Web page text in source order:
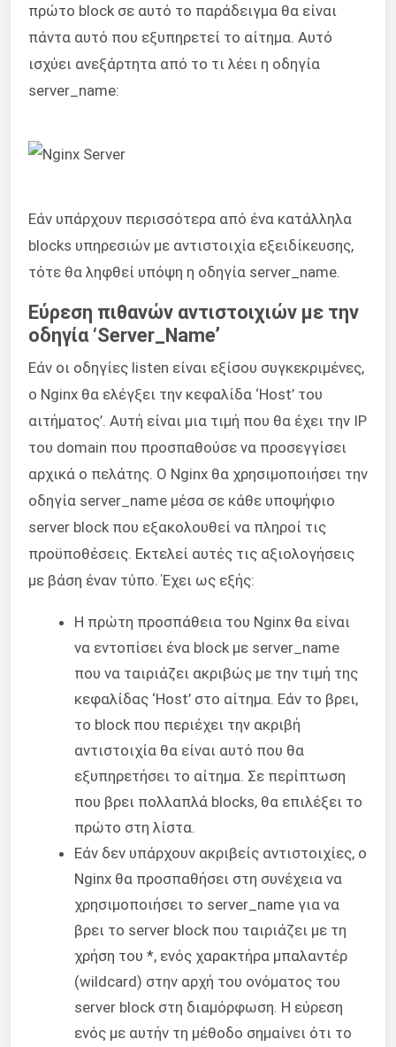
πρώτο block σε αυτό το παράδειγμα θα είναι
πάντα αυτό που εξυπηρετεί το αίτημα. Αυτό
ισχύει ανεξάρτητα από το τι λέει η οδηγία
server_name:
Εάν υπάρχουν περισσότερα από ένα κατάλληλα
blocks υπηρεσιών με αντιστοιχία εξειδίκευσης,
τότε θα ληφθεί υπόψη η οδηγία server_name.
Εύρεση πιθανών αντιστοιχιών με την
οδηγία ‘Server_Name’
Εάν οι οδηγίες listen είναι εξίσου συγκεκριμένες,
ο Nginx θα ελέγξει την κεφαλίδα ‘Host’ του
αιτήματος’. Αυτή είναι μια τιμή που θα έχει την IP
του domain που προσπαθούσε να προσεγγίσει
αρχικά ο πελάτης. Ο Nginx θα χρησιμοποιήσει την
οδηγία server_name μέσα σε κάθε υποψήφιο
server block που εξακολουθεί να πληροί τις
προϋποθέσεις. Εκτελεί αυτές τις αξιολογήσεις
με βάση έναν τύπο. Έχει ως εξής:
Η πρώτη προσπάθεια του Nginx θα είναι
να εντοπίσει ένα block με server_name
που να ταιριάζει ακριβώς με την τιμή της
κεφαλίδας ‘Host’ στο αίτημα. Εάν το βρει,
το block που περιέχει την ακριβή
αντιστοιχία θα είναι αυτό που θα
εξυπηρετήσει το αίτημα. Σε περίπτωση
που βρει πολλαπλά blocks, θα επιλέξει το
πρώτο στη λίστα.
Εάν δεν υπάρχουν ακριβείς αντιστοιχίες, ο
Nginx θα προσπαθήσει στη συνέχεια να
χρησιμοποιήσει το server_name για να
βρει το server block που ταιριάζει με τη
χρήση του *, ενός χαρακτήρα μπαλαντέρ
(wildcard) στην αρχή του ονόματος του
server block στη διαμόρφωση. Η εύρεση
ενός με αυτήν τη μέθοδο σημαίνει ότι το